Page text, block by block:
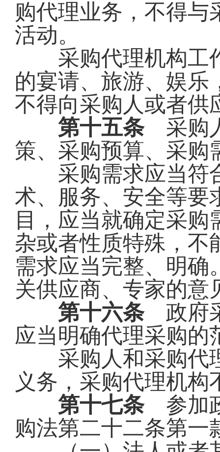
购代理业务，不得与
活动。
采购代理机构工作
的宴请、旅游、娱乐
不得向采购人或者供
第十五条采购人
策、采购预算、采购
采购需求应当符合
术、服务、安全等要
目，应当就确定采
杂或者性质特殊，不
需求应当完整、明确
关供应商、专家的意
第十六条政府采
应当明确代理采购的
采购人和采购代理
义务，采购代理机
第十七条参加政
购法第二十二条第一